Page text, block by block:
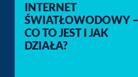
INTERNET
ŚWIATŁOWODOWY –
CO TO JEST I JAK
DZIAŁA?